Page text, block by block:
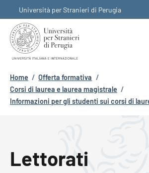
Università per Stranieri di Perugia
Briciole di pane
Home / Offerta formativa /
Corsi di laurea e laurea magistrale /
Informazioni per gli studenti sui corsi di
Lettorati